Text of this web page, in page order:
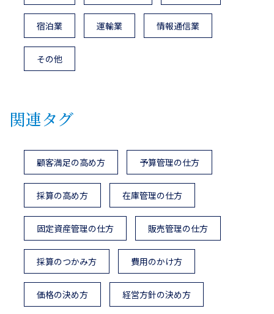
宿泊業 運輸業 情報通信業
その他
関連タグ
顧客満足の高め方 予算管理の仕方
採算の高め方 在庫管理の仕方
固定資産管理の仕方 販売管理の仕方
採算のつかみ方 費用のかけ方
価格の決め方 経営方針の決め方